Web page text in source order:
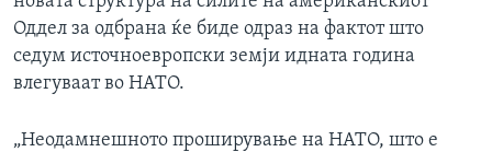
Оддел за одбрана ќе биде одраз на фактот што
седум источноевропски земји идната година
влегуваат во НАТО.
„Неодамнешното проширување на НАТО, што е